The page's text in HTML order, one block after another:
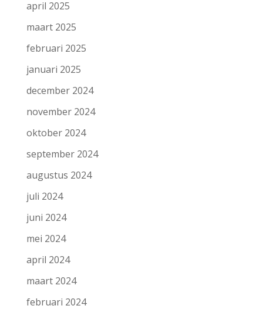
april 2025
maart 2025
februari 2025
januari 2025
december 2024
november 2024
oktober 2024
september 2024
augustus 2024
juli 2024
juni 2024
mei 2024
april 2024
maart 2024
februari 2024